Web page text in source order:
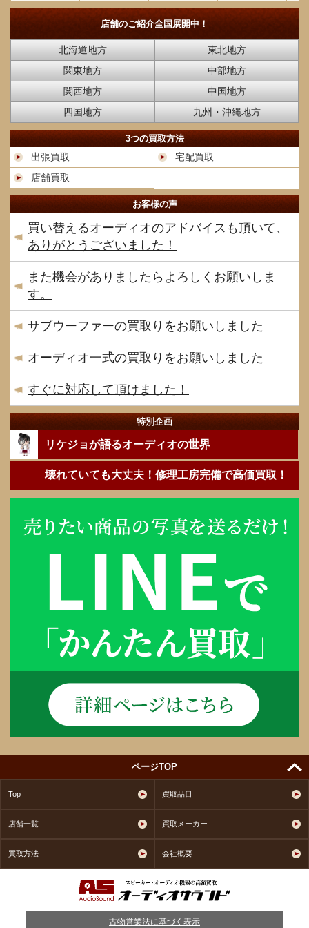
店舗のご紹介全国展開中！
北海道地方
東北地方
関東地方
中部地方
関西地方
中国地方
四国地方
九州・沖縄地方
3つの買取方法
出張買取
宅配買取
店舗買取
お客様の声
買い替えるオーディオのアドバイスも頂いて、
ありがとうございました！
また機会がありましたらよろしくお願いしま
す。
サブウーファーの買取りをお願いしました
オーディオ一式の買取りをお願いしました
すぐに対応して頂けました！
特別企画
リケジョが語るオーディオの世界
壊れていても大丈夫！修理工房完備で高価買取！
ページTOP
Top 買取品目
店舗一覧 買取メーカー
買取方法 会社概要
古物営業法に基づく表示